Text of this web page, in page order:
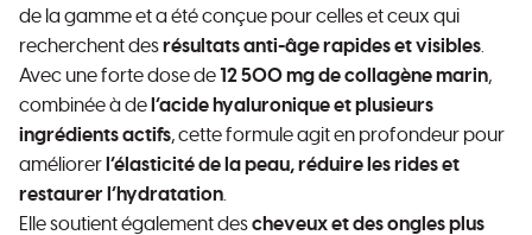
de la gamme et a été conçue pour celles et ceux qui
recherchent desrésultats anti-âge rapides et visibles
Avec une forte dose de12 500 mg de collagène marin,
combinée à de l’acide hyaluronique et plusieurs
ingrédients actifs, cette formule agit en profondeur pour
améliorer l’élasticité de la peau, réduire les rides et
restaurer l’hydratation
Elle soutient également descheveux et des ongles plus